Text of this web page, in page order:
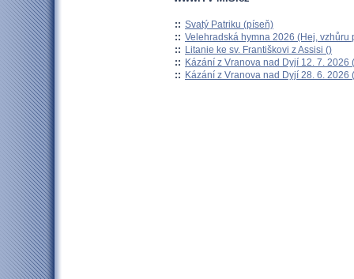
:: Svatý Patriku (píseň)
:: Velehradská hymna 2026 (Hej, vzhůru
:: Litanie ke sv. Františkovi z Assisi ()
:: Kázání z Vranova nad Dyjí 12. 7. 2026
:: Kázání z Vranova nad Dyjí 28. 6. 2026